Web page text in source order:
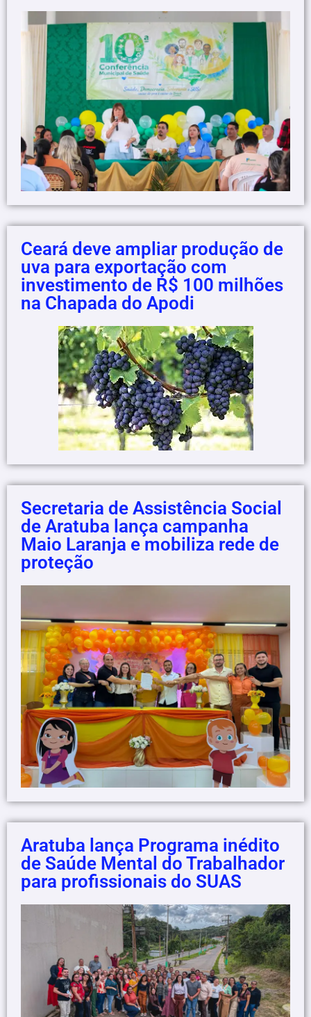
Ceará deve ampliar produção de
uva para exportação com
investimento de R$ 100 milhões
na Chapada do Apodi
Secretaria de Assistência Social
de Aratuba lança campanha
Maio Laranja e mobiliza rede de
proteção
Aratuba lança Programa inédito
de Saúde Mental do Trabalhador
para profissionais do SUAS